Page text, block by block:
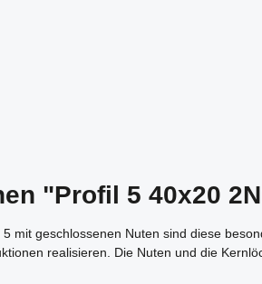
"Profil 5 40x20
mit geschlossenen Nuten sind diese
realisieren. Die Nuten und die